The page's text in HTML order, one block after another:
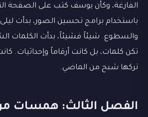
الفارغة، وكأن يوسف كتب على الصفحة
باستخدام برامج تحسين الصور، بدأت ليلى
والسطوع. شيئاً فشيئاً، بدأت الكلمات
تكن كلمات، بل كانت أرقاماً وإحداثيات.
تركها شبح من الماضي.
الفصل الثالث: همسات